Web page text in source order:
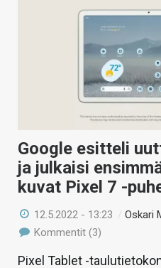
Google esitteli
ja julkaisi
kuvat Pixel 7 -
12.5.2022 - 13:23 /Oskari
Kommentit (3)
Pixel Tablet -